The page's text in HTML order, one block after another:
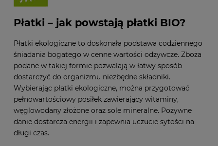
Płatki – jak powstają płatki BIO?
Płatki ekologiczne to doskonała podstawa codziennego
śniadania bogatego w cenne wartości odżywcze. Zboża
podane w takiej formie pozwalają w łatwy sposób
dostarczyć do organizmu niezbędne składniki.
Wybierając płatki ekologiczne, można przygotować
pełnowartościowy posiłek zawierający witaminy,
węglowodany złożone oraz sole mineralne. Pożywne
danie dostarcza energii i zapewnia uczucie sytości na
długi czas.